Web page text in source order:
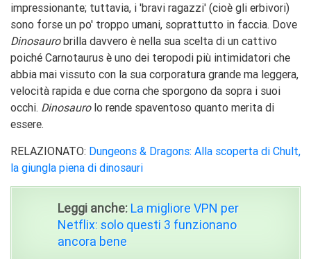
impressionante; tuttavia, i 'bravi ragazzi' (cioè gli erbivori)
sono forse un po' troppo umani, soprattutto in faccia. Dove
Dinosaurobrilla davvero è nella sua scelta di un cattivo
poiché Carnotaurus è uno dei teropodi più intimidatori che
abbia mai vissuto con la sua corporatura grande ma leggera,
velocità rapida e due corna che sporgono da sopra i suoi
occhi. Dinosaurolo rende spaventoso quanto merita di
essere.
RELAZIONATO: Dungeons & Dragons: Alla scoperta di Chult,
la giungla piena di dinosauri
Leggi anche: La migliore VPN per
Netflix: solo questi 3 funzionano
ancora bene